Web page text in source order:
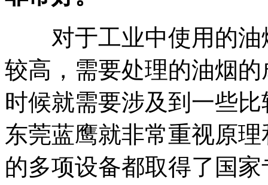
对于工业中使用的油
较高，需要处理的油烟
时候就需要涉及到一些
东莞蓝鹰就非常重视原
的多项设备都取得了国